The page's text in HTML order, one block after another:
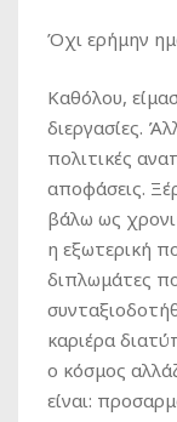
Όχι ερήμην
Καθόλου,
διεργασίες.
πολιτικές
αποφάσεις.
βάλω ως
η εξωτερική
διπλωμάτες
καριέρα
ο κόσμος
είναι: